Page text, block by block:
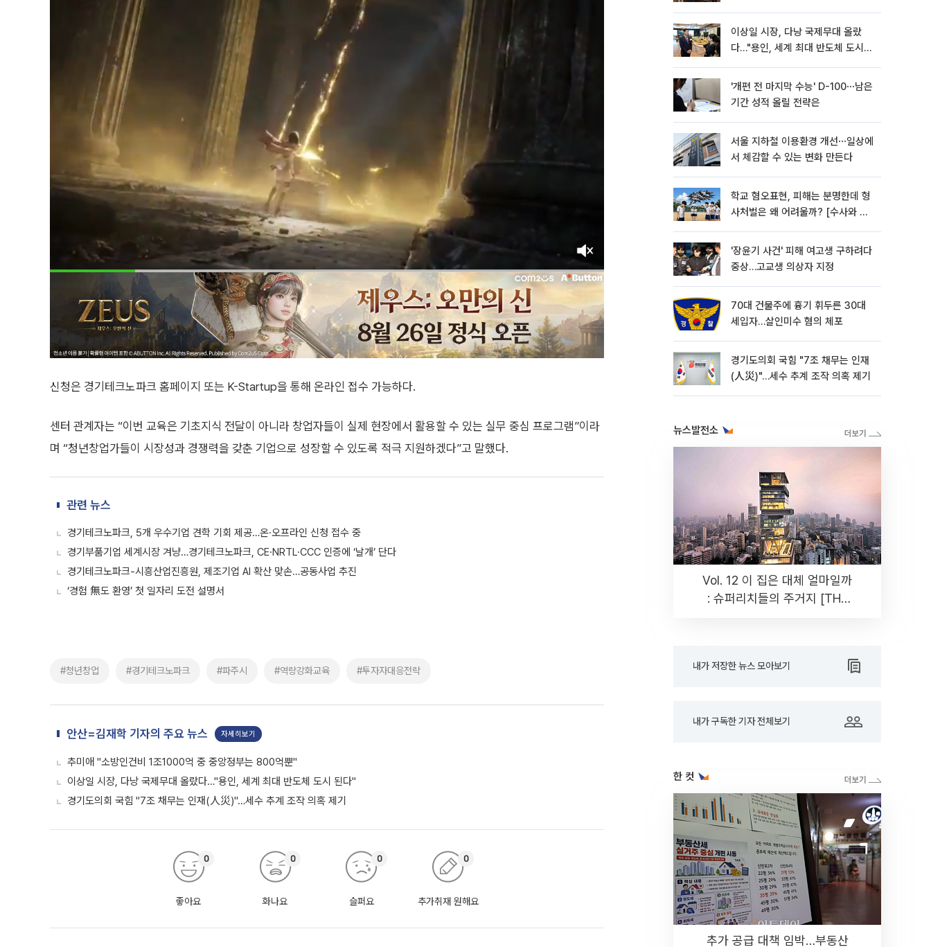
신청은 경기테크노파크 홈페이지 또는 K-Startup을 통해 온라인 접수 가능하다.
센터 관계자는 “이번 교육은 기초지식 전달이 아니라 창업자들이 실제 현장에서 활용할 수 있는 실무 중심 프로그램”이라
며 “청년창업가들이 시장성과 경쟁력을 갖춘 기업으로 성장할 수 있도록 적극 지원하겠다”고 말했다.
관련 뉴스
경기테크노파크, 5개 우수기업 견학 기회 제공…온·오프라인 신청 접수 중
경기부품기업 세계시장 겨냥…경기테크노파크, CE·NRTL·CCC 인증에 ‘날개’ 단다
경기테크노파크-시흥산업진흥원, 제조기업 AI 확산 맞손…공동사업 추진
‘경험 無도 환영’ 첫 일자리 도전 설명서
#청년창업 #경기테크노파크 #파주시 #역량강화교육 #투자자대응전략
안산=김재학 기자의 주요 뉴스 자세히보기
추미애 "소방인건비 1조1000억 중 중앙정부는 800억뿐"
이상일 시장, 다낭 국제무대 올랐다…"용인, 세계 최대 반도체 도시 된다"
경기도의회 국힘 "7조 채무는 인재(人災)"…세수 추계 조작 의혹 제기
좋아요
0
화나요
0
슬퍼요
0
추가취재 원해요
0
이상일 시장, 다낭 국제무대 올랐
다…"용인, 세계 최대 반도체 도시
'개편 전 마지막 수능' D-100⋯남은
기간 성적 올릴 전략은
서울 지하철 이용환경 개선⋯일상에
서 체감할 수 있는 변화 만든다
학교 혐오표현, 피해는 분명한데 형
사처벌은 왜 어려울까? [수사와 재
'장윤기 사건' 피해 여고생 구하려다
중상…고교생 의상자 지정
70대 건물주에 흉기 휘두른 30대
세입자…살인미수 혐의 체포
경기도의회 국힘 "7조 채무는 인재
(人災)"…세수 추계 조작 의혹 제기
뉴스발전소
Vol. 12 이 집은 대체 얼마일까
: 슈퍼리치들의 주거지 [THE
내가 저장한 뉴스 모아보기
내가 구독한 기자 전체보기
한 컷
추가 공급 대책 임박…부동산